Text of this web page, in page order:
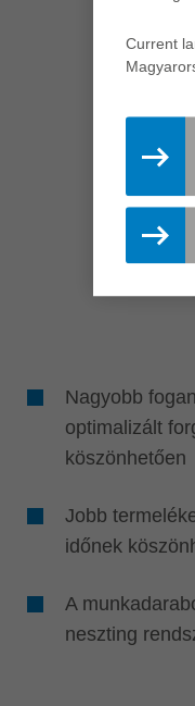
Nagyobb
optimalizált
köszönhetően
Jobb
időnek
A
neszting
Current